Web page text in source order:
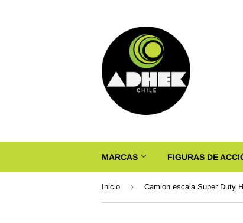
MARCAS FIGURAS DE
Inicio ›